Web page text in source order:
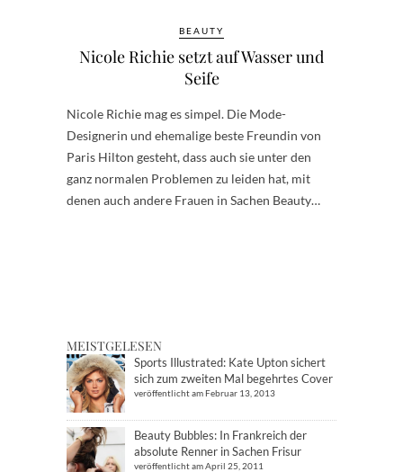
BEAUTY
Nicole Richie setzt auf Wasser und
Seife
Nicole Richie mag es simpel. Die Mode-
Designerin und ehemalige beste Freundin von
Paris Hilton gesteht, dass auch sie unter den
ganz normalen Problemen zu leiden hat, mit
denen auch andere Frauen in Sachen Beauty…
MEISTGELESEN
Sports Illustrated: Kate Upton sichert
sich zum zweiten Mal begehrtes Cover
veröffentlicht am Februar 13, 2013
Beauty Bubbles: In Frankreich der
absolute Renner in Sachen Frisur
veröffentlicht am April 25, 2011